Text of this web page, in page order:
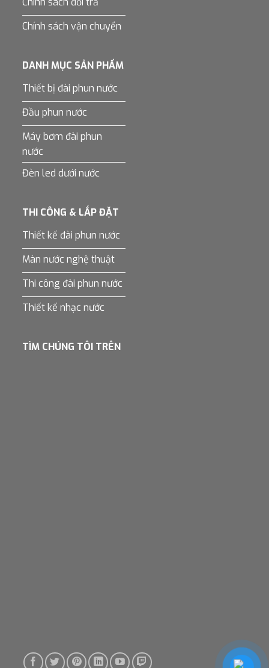
Chính sách vận chuyển
DANH MỤC SẢN PHẨM
Thiết bị đài phun nước
Đầu phun nước
Máy bơm đài phun
nước
Đèn led dưới nước
THI CÔNG & LẮP ĐẶT
Thiết kế đài phun nước
Màn nước nghệ thuật
Thi công đài phun nước
Thiết kế nhạc nước
TÌM CHÚNG TÔI TRÊN